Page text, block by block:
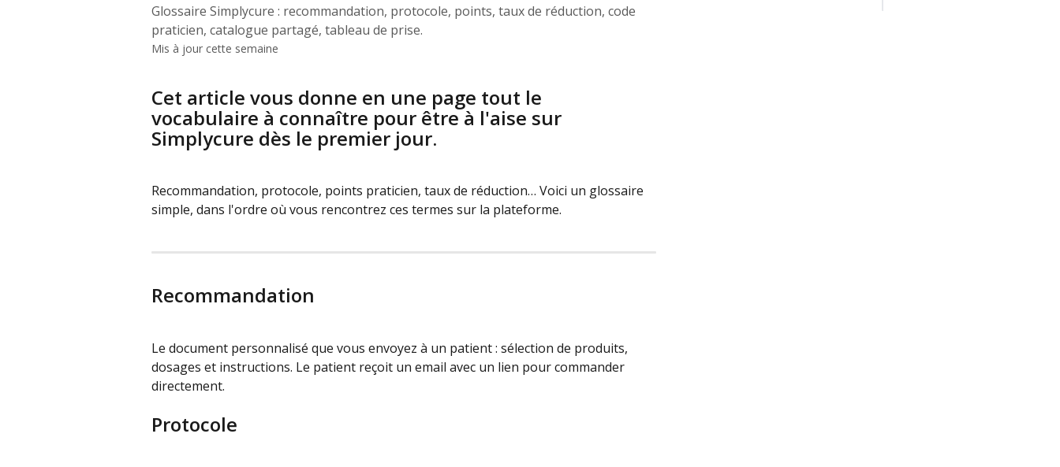
Glossaire Simplycure : recommandation, protocole, points, taux de réduction, code
praticien, catalogue partagé, tableau de prise.
Mis à jour cette semaine
Cet article vous donne en une page tout le
vocabulaire à connaître pour être à l'aise sur
Simplycure dès le premier jour.
Recommandation, protocole, points praticien, taux de réduction… Voici un glossaire
simple, dans l'ordre où vous rencontrez ces termes sur la plateforme.
Recommandation
Le document personnalisé que vous envoyez à un patient : sélection de produits,
dosages et instructions. Le patient reçoit un email avec un lien pour commander
directement.
Protocole